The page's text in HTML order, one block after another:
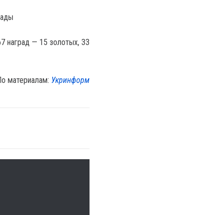
наград — 15 золотых, 33
материалам: Укринформ